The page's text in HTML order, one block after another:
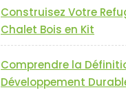
Construisez Votre
Chalet Bois en Kit
Comprendre la
Développement